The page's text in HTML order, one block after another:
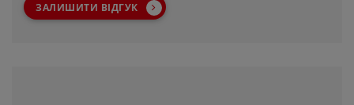
ЗАЛИШИТИ ВІДГУК